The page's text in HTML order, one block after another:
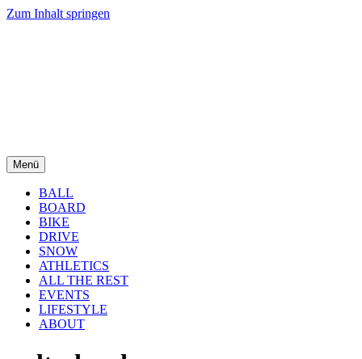
Zum Inhalt springen
Menü
BALL
BOARD
BIKE
DRIVE
SNOW
ATHLETICS
ALL THE REST
EVENTS
LIFESTYLE
ABOUT